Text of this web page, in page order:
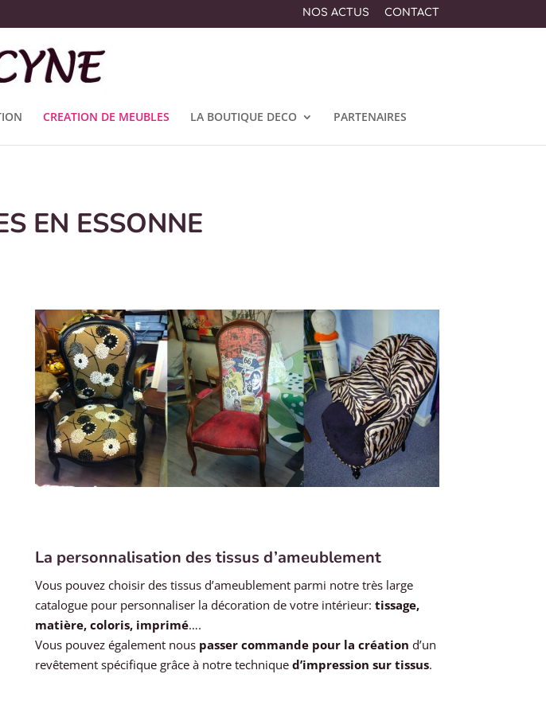
NOS ACTUS CONTACT
CREATION DE MEUBLES LA BOUTIQUE DECO PARTENAIRES
EN ESSONNE
La personnalisation des tissus d’ameublement
Vous pouvez choisir des tissus d’ameublement parmi notre très large
catalogue pour personnaliser la décoration de votre intérieur: tissage,
matière, coloris, imprimé….
Vous pouvez également nous passer commande pour la création d’un
revêtement spécifique grâce à notre techniqued’impression sur tissus.